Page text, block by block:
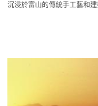
沉浸於富山的傳統手工藝和